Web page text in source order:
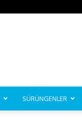
SÜRÜNGENLER